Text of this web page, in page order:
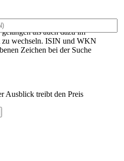
als generelles Suchfeld um
als auch dazu im
zu wechseln. ISIN und WKN
Zeichen bei der Suche
Ausblick treibt den Preis